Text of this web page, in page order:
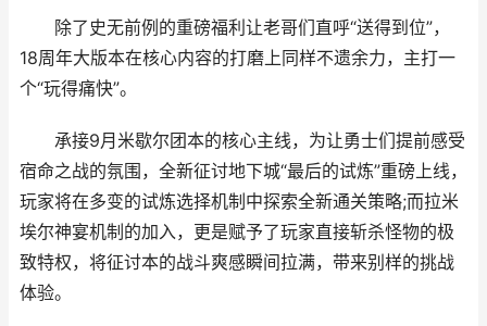
除了史无前例的重磅福利让老哥们直呼“送得到位”，
18周年大版本在核心内容的打磨上同样不遗余力，主打一
个“玩得痛快”。
承接9月米歇尔团本的核心主线，为让勇士们提前感受
宿命之战的氛围，全新征讨地下城“最后的试炼”重磅上线，
玩家将在多变的试炼选择机制中探索全新通关策略;而拉米
埃尔神宴机制的加入，更是赋予了玩家直接斩杀怪物的极
致特权，将征讨本的战斗爽感瞬间拉满，带来别样的挑战
体验。